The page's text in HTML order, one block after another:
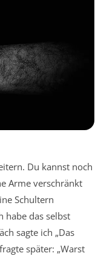
Du kannst noch
Arme verschränkt
Schultern
habe das selbst
sagte ich „Das
später: „Warst